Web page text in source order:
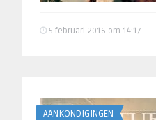
5 februari 2016 om 14:17
AANKONDIGINGEN